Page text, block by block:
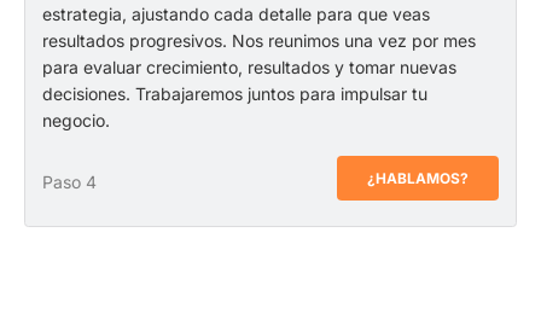
estrategia, ajustando cada detalle para que veas
resultados progresivos. Nos reunimos una vez por mes
para evaluar crecimiento, resultados y tomar nuevas
decisiones. Trabajaremos juntos para impulsar tu
negocio.
¿HABLAMOS?
Paso 4